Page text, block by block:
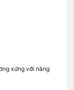
xứng với năng